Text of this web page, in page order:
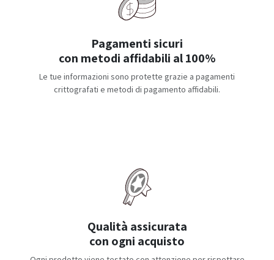
Pagamenti sicuri
con metodi affidabili al 100%
Le tue informazioni sono protette grazie a pagamenti
crittografati e metodi di pagamento affidabili.
Qualità assicurata
con ogni acquisto